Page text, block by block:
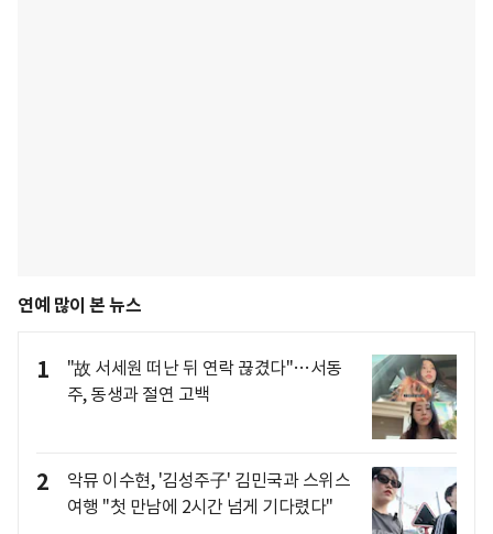
연예 많이 본 뉴스
1
"故 서세원 떠난 뒤 연락 끊겼다"…서동
주, 동생과 절연 고백
2
악뮤 이수현, '김성주子' 김민국과 스위스
여행 "첫 만남에 2시간 넘게 기다렸다"